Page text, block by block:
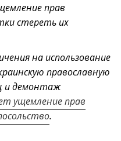
прав
стереть их
на использование
православную
и демонтаж
ущемление прав
.